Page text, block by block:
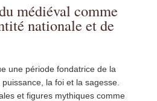
médiéval comme
nationale et de
une période fondatrice de la
la foi et la sagesse.
et figures mythiques comme